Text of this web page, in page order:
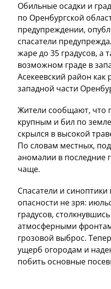
Обильные осадки и
по Оренбургской
предупреждении,
спасатели
жаре до 35 градусов, а
возможном граде в
Асекеевский район как
западной части
Жители сообщают, что
крупным и бил по
скрылся в высокой
По словам местных,
аномалии в последние
чаще.
Спасатели и
опасности не зря:
градусов,
атмосферными
грозовой выброс.
ущерб огородам и
побить основные